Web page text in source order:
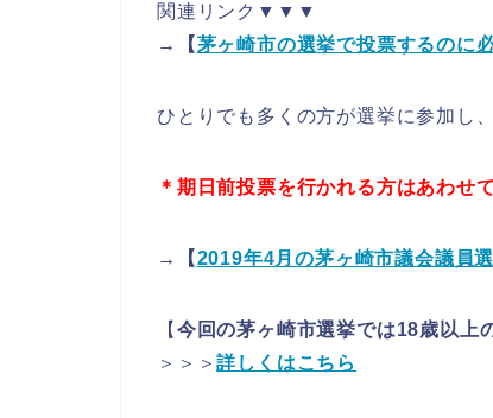
関連リンク▼▼▼
→【茅ヶ崎市の選挙で投票するのに
ひとりでも多くの方が選挙に参加し
＊期日前投票を行かれる方はあわせ
→【2019年4月の茅ヶ崎市議会議員
【 今回の茅ヶ崎市選挙では18歳以上
＞＞＞詳しくはこちら